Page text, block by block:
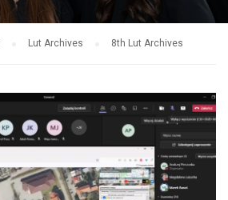
Lut Archives 8th Lut Archives